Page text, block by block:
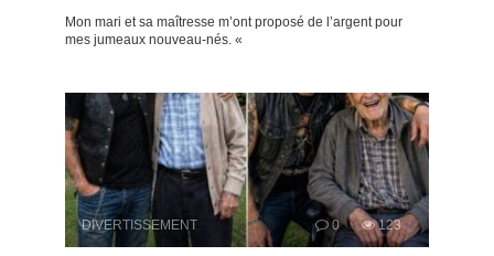
Mon mari et sa maîtresse m’ont proposé de l’argent pour
mes jumeaux nouveau-nés. «
DIVERTISSEMENT 0 123